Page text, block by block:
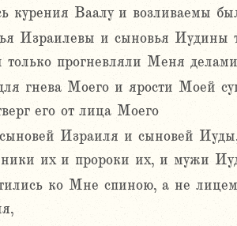
курения Ваалу и возливаемы
Израилевы и сыновья Иудины
прогневляли Меня делами
гнева Моего и ярости Моей
его от лица Моего
сыновей Израиля и сыновей
их и пророки их, и мужи
ко Мне спиною, а не